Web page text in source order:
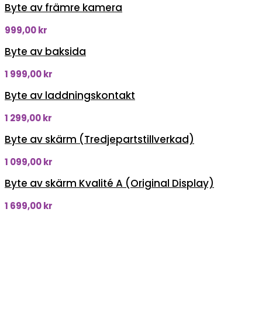
Byte av främre kamera
999,00kr
Byte av baksida
1 999,00kr
Byte av laddningskontakt
1 299,00kr
Byte av skärm (Tredjepartstillverkad)
1 099,00kr
Byte av skärm Kvalité A (Original Display)
1 699,00kr